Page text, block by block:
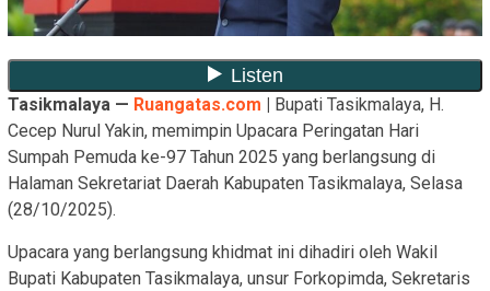
Tasikmalaya — Ruangatas.com | Bupati Tasikmalaya, H.
Cecep Nurul Yakin, memimpin Upacara Peringatan Hari
Sumpah Pemuda ke-97 Tahun 2025 yang berlangsung di
Halaman Sekretariat Daerah Kabupaten Tasikmalaya, Selasa
(28/10/2025).
Upacara yang berlangsung khidmat ini dihadiri oleh Wakil
Bupati Kabupaten Tasikmalaya, unsur Forkopimda, Sekretaris